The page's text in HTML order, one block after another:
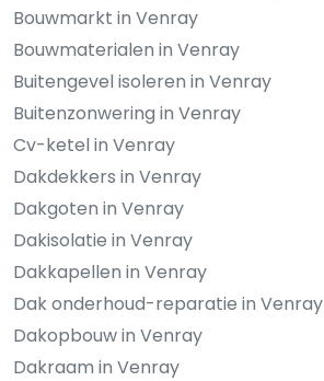
Bouwmarkt in Venray
Bouwmaterialen in Venray
Buitengevel isoleren in Venray
Buitenzonwering in Venray
Cv-ketel in Venray
Dakdekkers in Venray
Dakgoten in Venray
Dakisolatie in Venray
Dakkapellen in Venray
Dak onderhoud-reparatie in Venray
Dakopbouw in Venray
Dakraam in Venray